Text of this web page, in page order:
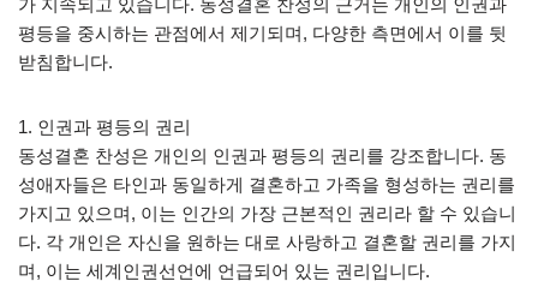
평등을 중시하는 관점에서 제기되며, 다양한 측면에서 이를 뒷
받침합니다.
1. 인권과 평등의 권리
동성결혼 찬성은 개인의 인권과 평등의 권리를 강조합니다. 동
성애자들은 타인과 동일하게 결혼하고 가족을 형성하는 권리를
가지고 있으며, 이는 인간의 가장 근본적인 권리라 할 수 있습니
다. 각 개인은 자신을 원하는 대로 사랑하고 결혼할 권리를 가지
며, 이는 세계인권선언에 언급되어 있는 권리입니다.